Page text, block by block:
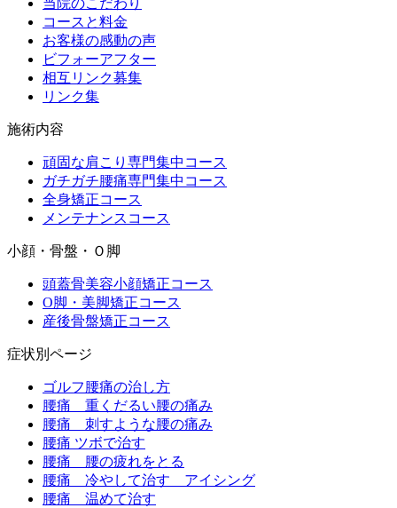
コースと料金
お客様の感動の声
ビフォーアフター
相互リンク募集
リンク集
施術内容
頑固な肩こり専門集中コース
ガチガチ腰痛専門集中コース
全身矯正コース
メンテナンスコース
小顔・骨盤・Ｏ脚
頭蓋骨美容小顔矯正コース
O脚・美脚矯正コース
産後骨盤矯正コース
症状別ページ
ゴルフ腰痛の治し方
腰痛 重くだるい腰の痛み
腰痛 刺すような腰の痛み
腰痛 ツボで治す
腰痛 腰の疲れをとる
腰痛 冷やして治す アイシング
腰痛 温めて治す